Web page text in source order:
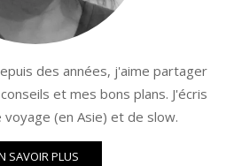
des années, j'aime partager
et mes bons plans. J'écris
(en Asie) et de slow.
SAVOIR PLUS